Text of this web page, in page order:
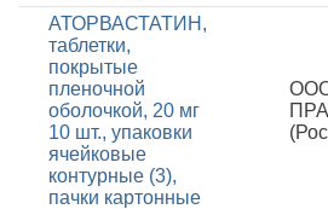
АТОРВАСТАТИН,
таблетки,
покрытые
пленочной
оболочкой, 20 мг
10 шт., упаковки
ячейковые
контурные (3),
пачки картонные